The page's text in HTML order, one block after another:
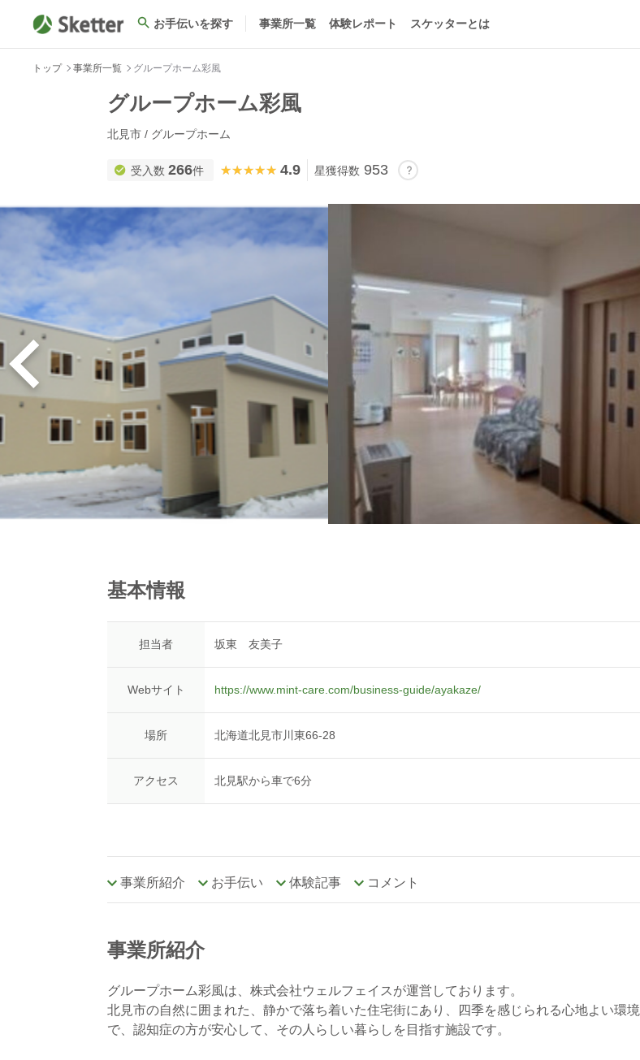
お手伝いを探す 事業所一覧 体験レポート スケッターとは
トップ 事業所一覧 グループホーム彩風
グループホーム彩風
北見市 / グループホーム
受入数 266件 ★★★★★
★★★★★ 4.9 星獲得数 953
基本情報
担当者 坂東 友美子
Webサイト https://www.mint-care.com/business-guide/ayakaze/
場所 北海道北見市川東66-28
アクセス 北見駅から車で6分
事業所紹介 お手伝い 体験記事 コメント
事業所紹介
グループホーム彩風は、株式会社ウェルフェイスが運営しております。
北見市の自然に囲まれた、静かで落ち着いた住宅街にあり、四季を感じられる心地よい環境
で、認知症の方が安心して、その人らしい暮らしを目指す施設です。